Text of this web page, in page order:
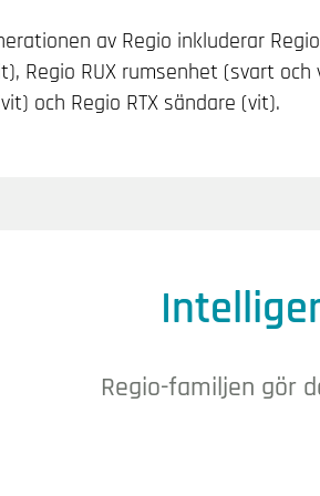
av Regio inkluderar
Regio RUX rumsenhet (svart och
och Regio RTX sändare (vit).
Regio-familjen gör